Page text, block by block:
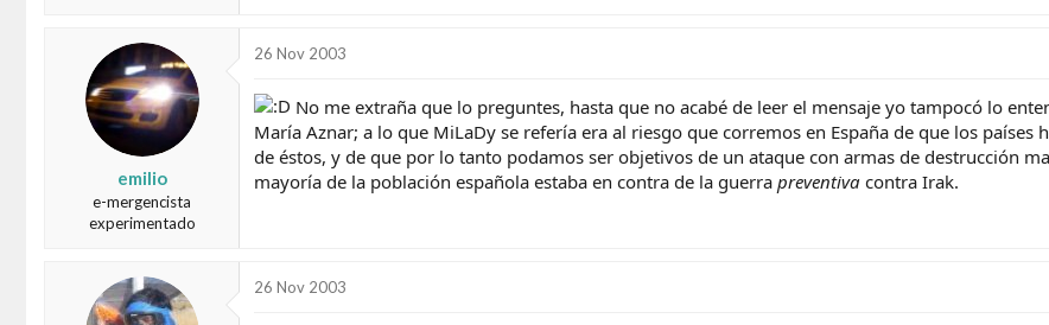
emilio
e-mergencista
experimentado
26 Nov 2003
No me extraña que lo preguntes, hasta que no acabé de leer el mensaje yo tampocó lo
María Aznar; a lo que MiLaDy se refería era al riesgo que corremos en España de que los
de éstos, y de que por lo tanto podamos ser objetivos de un ataque con armas de destrucción
mayoría de la población española estaba en contra de la guerra preventiva contra Irak.
26 Nov 2003